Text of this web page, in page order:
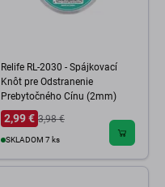
Relife RL-2030 - Spájkovací
Knôt pre Odstranenie
Prebytočného Cínu (2mm)
2,99 € 3,98 €
SKLADOM 7 ks